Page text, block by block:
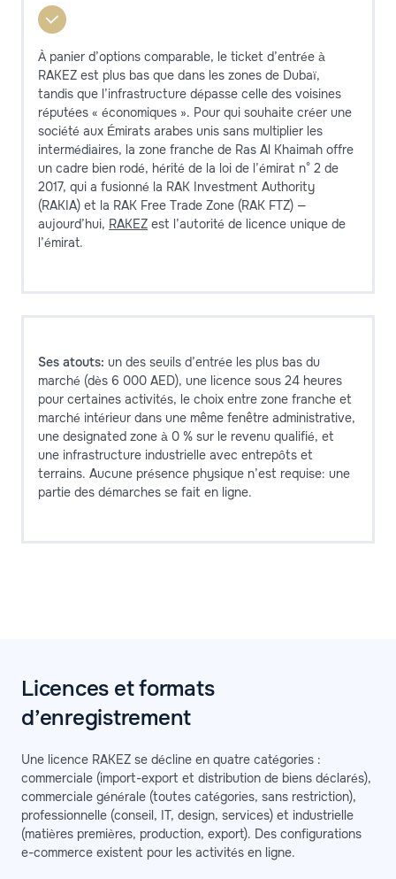
À panier d’options comparable, le ticket d’entrée à
RAKEZ est plus bas que dans les zones de Dubaï,
tandis que l’infrastructure dépasse celle des voisines
réputées « économiques ». Pour qui souhaite créer une
société aux Émirats arabes unis sans multiplier les
intermédiaires, la zone franche de Ras Al Khaimah offre
un cadre bien rodé, hérité de la loi de l’émirat n° 2 de
2017, qui a fusionné la RAK Investment Authority
(RAKIA) et la RAK Free Trade Zone (RAK FTZ) —
aujourd’hui, RAKEZ est l’autorité de licence unique de
l’émirat.
Ses atouts: un des seuils d’entrée les plus bas du
marché (dès 6 000 AED), une licence sous 24 heures
pour certaines activités, le choix entre zone franche et
marché intérieur dans une même fenêtre administrative,
une designated zone à 0 % sur le revenu qualifié, et
une infrastructure industrielle avec entrepôts et
terrains. Aucune présence physique n’est requise: une
partie des démarches se fait en ligne.
Licences et formats
d’enregistrement
Une licence RAKEZ se décline en quatre catégories :
commerciale (import-export et distribution de biens déclarés),
commerciale générale (toutes catégories, sans restriction),
professionnelle (conseil, IT, design, services) et industrielle
(matières premières, production, export). Des configurations
e-commerce existent pour les activités en ligne.